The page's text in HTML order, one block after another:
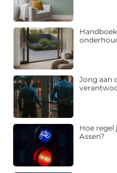
Jong aan
Hoe regel
Assen?